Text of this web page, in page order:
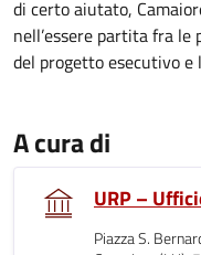
di certo aiutato,
nell’essere partita fra le
del progetto esecutivo e
A cura di
URP –
Piazza S.